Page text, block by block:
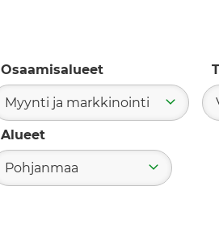
Osaamisalueet
Myynti ja markkinointi
Alueet
Pohjanmaa